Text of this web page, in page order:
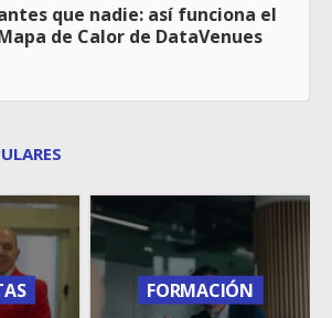
que nadie: así funciona el
de Calor de DataVenues
FORMACIÓN